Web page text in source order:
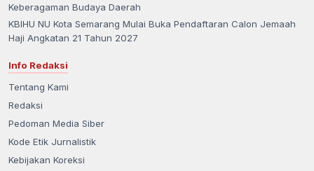
Keberagaman Budaya Daerah
KBIHU NU Kota Semarang Mulai Buka Pendaftaran Calon Jemaah
Haji Angkatan 21 Tahun 2027
Info Redaksi
Tentang Kami
Redaksi
Pedoman Media Siber
Kode Etik Jurnalistik
Kebijakan Koreksi